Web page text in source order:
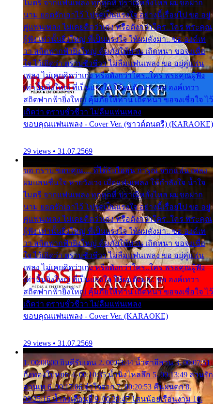
ไมตรี จากแฟนเพลง ทุกทุกที่ ปราณีหลั่งไหล ผมขอฝาก
นาม ยอดรักเอาไว้ โปรดเป็นแรงใจ อย่างนี้เรื่อยไป ขอ อยู่
คู่แฟนเพลง ไม่เคยคิดว่าเก่ง หรือดังกว่าใคร..ใคร พระคุณ
ผู้ฟัง เท่านั้นยิ่งใหญ่ ที่เป็นแรงใจ ให้ผมดังมา.. ขอ องค์เท
วา สถิตฟากฟ้ายิ่งใหญ่ คุ้มภัยให้ท่าน เถิดหนา ขอจงเชื่อ
ใจ ไว้เถิดว่า ตราบชั่วชีวา ไม่ลืมแฟนเพลง ขอ อยู่คู่แฟน
เพลง ไม่เคยคิดว่าเก่ง หรือดังกว่าใคร..ใคร พระคุณผู้ฟัง
เท่านั้นยิ่งใหญ่ ที่เป็นแรงใจ ให้ผมดังมา.. ขอ องค์เทวา
สถิตฟากฟ้ายิ่งใหญ่ คุ้มภัยให้ท่าน เถิดหนา ขอจงเชื่อใจ ไว้
เถิดว่า ตราบชั่วชีวา ไม่ลืมแฟนเพลง
ขอบคุณแฟนเพลง - Cover Ver. (ซาวด์ดนตรี) (KARAOKE)
29 views • 31.07.2569
ขอ กราบ ขอบคุณ.... ที่ได้รับไออุ่น การุณ จากแฟน เพลง
ผมแสนชื่นใจ หายวังเวง เมื่อแฟนเพลง ให้กำลังใจ น้ำใจ
ไมตรี จากแฟนเพลง ทุกทุกที่ ปราณีหลั่งไหล ผมขอฝาก
นาม ยอดรักเอาไว้ โปรดเป็นแรงใจ อย่างนี้เรื่อยไป ขอ อยู่
คู่แฟนเพลง ไม่เคยคิดว่าเก่ง หรือดังกว่าใคร..ใคร พระคุณ
ผู้ฟัง เท่านั้นยิ่งใหญ่ ที่เป็นแรงใจ ให้ผมดังมา.. ขอ องค์เท
วา สถิตฟากฟ้ายิ่งใหญ่ คุ้มภัยให้ท่าน เถิดหนา ขอจงเชื่อ
ใจ ไว้เถิดว่า ตราบชั่วชีวา ไม่ลืมแฟนเพลง ขอ อยู่คู่แฟน
เพลง ไม่เคยคิดว่าเก่ง หรือดังกว่าใคร..ใคร พระคุณผู้ฟัง
เท่านั้นยิ่งใหญ่ ที่เป็นแรงใจ ให้ผมดังมา.. ขอ องค์เทวา
สถิตฟากฟ้ายิ่งใหญ่ คุ้มภัยให้ท่าน เถิดหนา ขอจงเชื่อใจ ไว้
เถิดว่า ตราบชั่วชีวา ไม่ลืมแฟนเพลง
ขอบคุณแฟนเพลง - Cover Ver. (KARAOKE)
29 views • 31.07.2569
1. 00:00:00 ยินดีรับเดน 2. 00:03:44 น้ำตาอีสาน 3. 00:07:51
กิ่งทองใบหยก 4. 00:10:35 น้ำนิ่งไหลลึก 5. 00:13:49 ลานรัก
ลานเท 6. 00:17:06 จำใจจาก 7. 00:20:53 คืนฝนตก 8.
00:25:16 น้ำลงเดือนยี่ 9. 00:28:47 โสนน้อยเรือนงาม 10.